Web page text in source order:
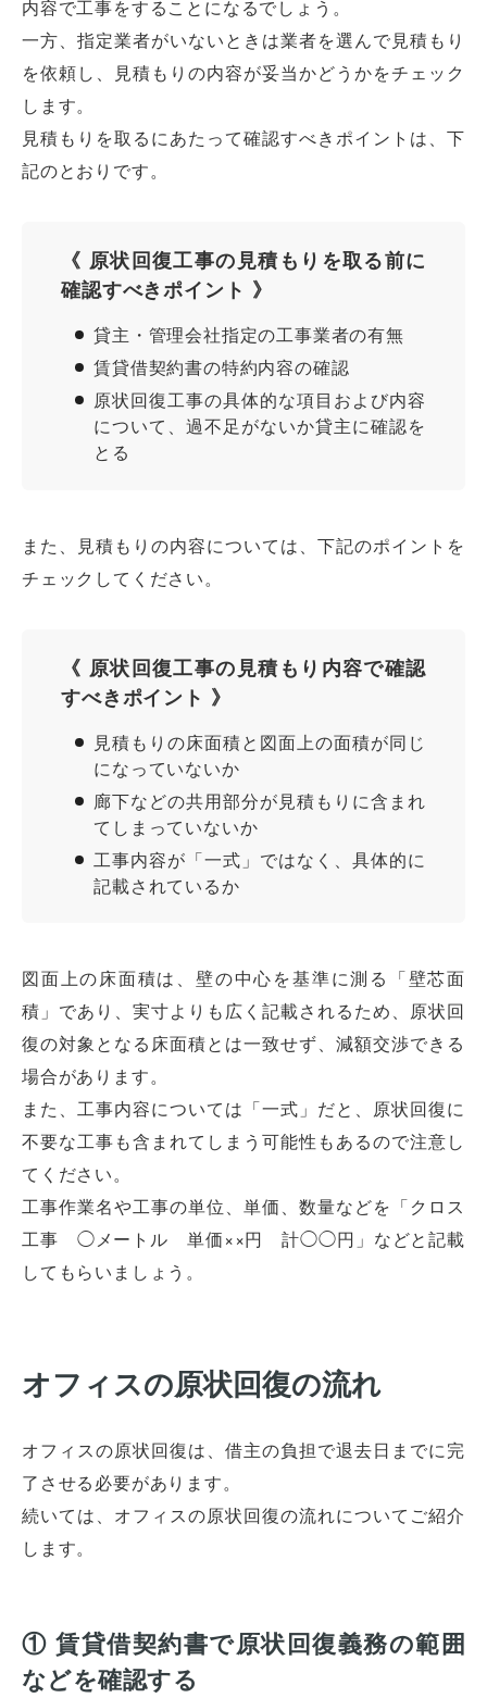
内容で工事をすることになるでしょう。
一方、指定業者がいないときは業者を選んで見積もり
を依頼し、見積もりの内容が妥当かどうかをチェック
します。
見積もりを取るにあたって確認すべきポイントは、下
記のとおりです。
《 原状回復工事の見積もりを取る前に
確認すべきポイント 》
貸主・管理会社指定の工事業者の有無
賃貸借契約書の特約内容の確認
原状回復工事の具体的な項目および内容
について、過不足がないか貸主に確認を
とる
また、見積もりの内容については、下記のポイントを
チェックしてください。
《 原状回復工事の見積もり内容で確認
すべきポイント 》
見積もりの床面積と図面上の面積が同じ
になっていないか
廊下などの共用部分が見積もりに含まれ
てしまっていないか
工事内容が「一式」ではなく、具体的に
記載されているか
図面上の床面積は、壁の中心を基準に測る「壁芯面
積」であり、実寸よりも広く記載されるため、原状回
復の対象となる床面積とは一致せず、減額交渉できる
場合があります。
また、工事内容については「一式」だと、原状回復に
不要な工事も含まれてしまう可能性もあるので注意し
てください。
工事作業名や工事の単位、単価、数量などを「クロス
工事 ◯メートル 単価××円 計◯◯円」などと記載
してもらいましょう。
オフィスの原状回復の流れ
オフィスの原状回復は、借主の負担で退去日までに完
了させる必要があります。
続いては、オフィスの原状回復の流れについてご紹介
します。
① 賃貸借契約書で原状回復義務の範囲
などを確認する